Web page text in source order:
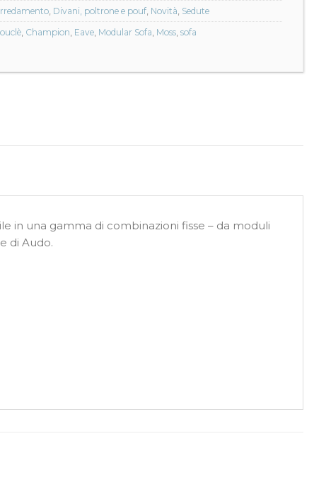
Divani, poltrone e pouf Novità Sedute
Champion Eave Modular Sofa Moss sofa
in una gamma di combinazioni fisse – da moduli
di Audo.